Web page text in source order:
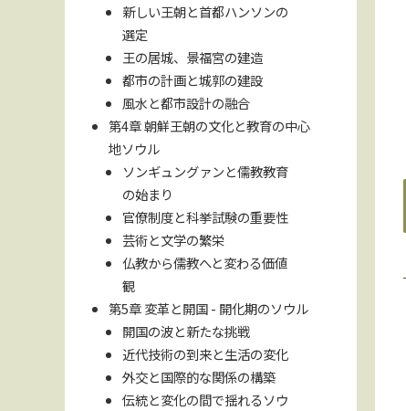
新しい王朝と首都ハンソンの
選定
王の居城、景福宮の建造
都市の計画と城郭の建設
風水と都市設計の融合
第4章 朝鮮王朝の文化と教育の中心
地ソウル
ソンギュングァンと儒教教育
の始まり
官僚制度と科挙試験の重要性
芸術と文学の繁栄
仏教から儒教へと変わる価値
観
第5章 変革と開国 - 開化期のソウル
開国の波と新たな挑戦
近代技術の到来と生活の変化
外交と国際的な関係の構築
伝統と変化の間で揺れるソウ